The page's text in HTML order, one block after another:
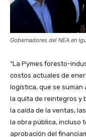
Gobernadores del NEA en
“La Pymes foresto-
costos actuales de
logística, que se
la quita de reintegros y
la caída de la ventas,
la obra pública, incluso
aprobación del